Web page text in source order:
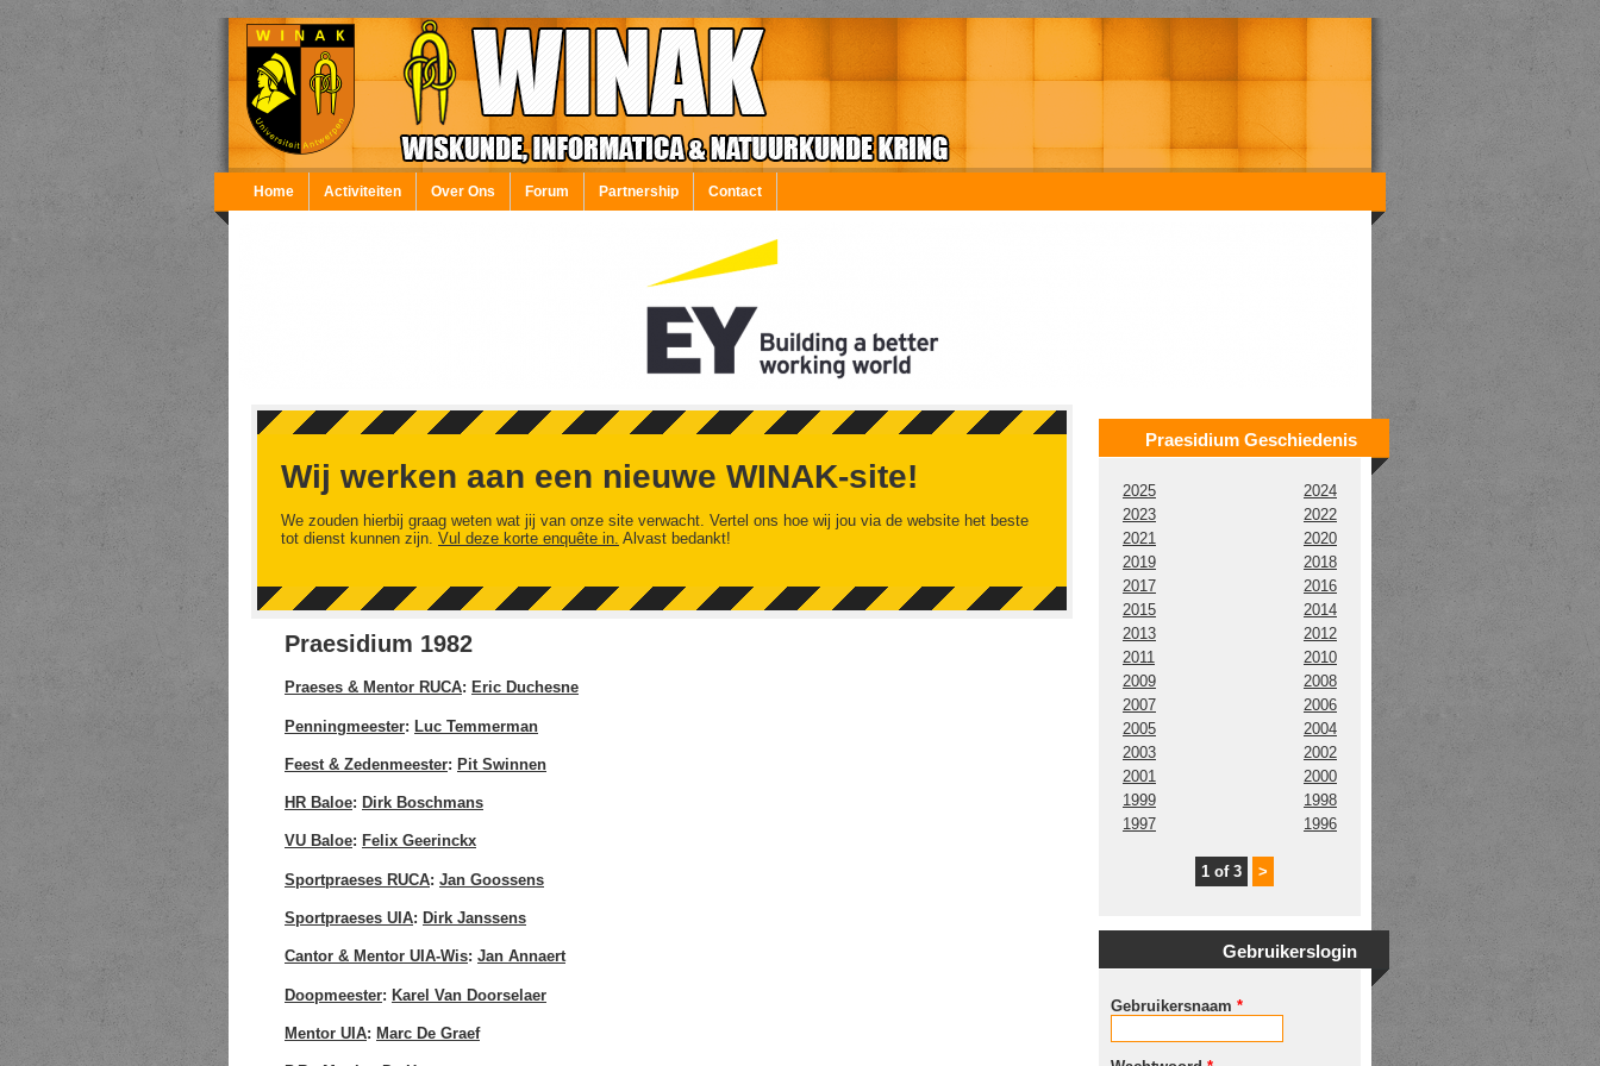
Overslaan en naar de inhoud gaan
Home Activiteiten Over Ons Forum Partnership Contact
Wij werken aan een nieuwe WINAK-site!
We zouden hierbij graag weten wat jij van onze site verwacht. Vertel ons hoe wij jou via de website het beste
tot dienst kunnen zijn. Vul deze korte enquête in. Alvast bedankt!
Praesidium 1982
Praeses & Mentor RUCA: Eric Duchesne
Penningmeester: Luc Temmerman
Feest & Zedenmeester: Pit Swinnen
HR Baloe: Dirk Boschmans
VU Baloe: Felix Geerinckx
Sportpraeses RUCA: Jan Goossens
Sportpraeses UIA: Dirk Janssens
Cantor & Mentor UIA-Wis: Jan Annaert
Doopmeester: Karel Van Doorselaer
Mentor UIA: Marc De Graef
Praesidium Geschiedenis
2025
2024
2023
2022
2021
2020
2019
2018
2017
2016
2015
2014
2013
2012
2011
2010
2009
2008
2007
2006
2005
2004
2003
2002
2001
2000
1999
1998
1997
1996
1 of 3 >
Gebruikerslogin
Gebruikersnaam *